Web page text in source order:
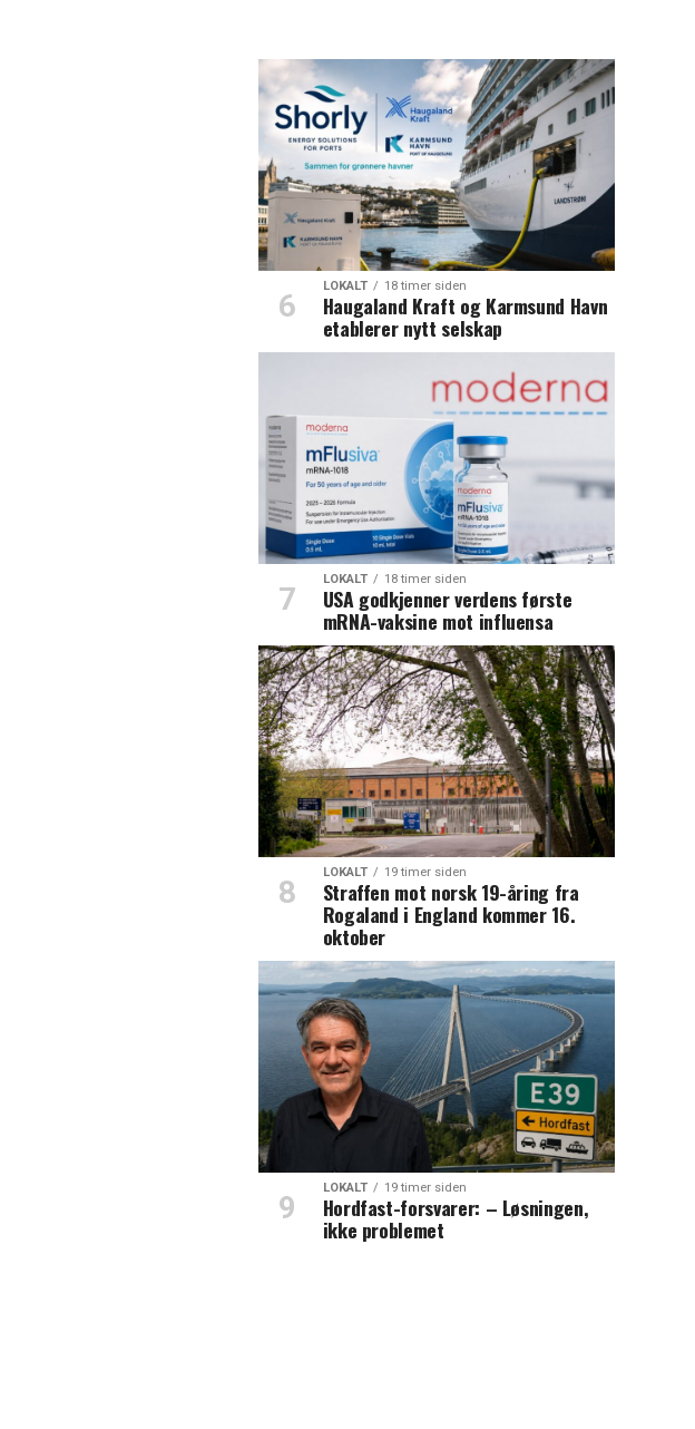
LOKALT 18 timer siden
Haugaland Kraft og Karmsund Havn
etablerer nytt selskap
LOKALT 18 timer siden
USA godkjenner verdens første
mRNA-vaksine mot influensa
LOKALT 19 timer siden
Straffen mot norsk 19-åring fra
Rogaland i England kommer 16.
oktober
LOKALT 19 timer siden
Hordfast-forsvarer: – Løsningen,
ikke problemet